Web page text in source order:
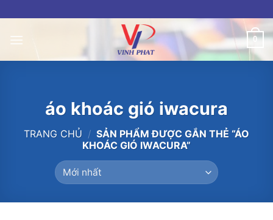
to
content
0
áo khoác gió iwacura
TRANG CHỦ / SẢN PHẨM ĐƯỢC GẮN THẺ “ÁO
KHOÁC GIÓ IWACURA”